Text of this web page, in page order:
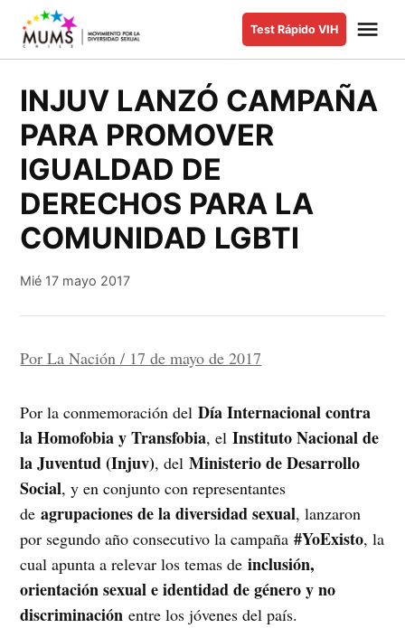
Saltar
contenido
Movimiento
por la
Diversidad
Sexual y de
Género
Test Rápido VIH
INJUV LANZÓ CAMPAÑA
PARA PROMOVER
IGUALDAD DE
DERECHOS PARA LA
COMUNIDAD LGBTI
Mié 17 mayo 2017
Por La Nación / 17 de mayo de 2017
Por la conmemoración delDía Internacional contra
la Homofobia y Transfobia, elInstituto Nacional de
la Juventud (Injuv), delMinisterio de Desarrollo
Social, y en conjunto con representantes
deagrupaciones de la diversidad sexual, lanzaron
por segundo año consecutivo la campaña#YoExisto, la
cual apunta a relevar los temas deinclusión,
orientación sexual e identidad de género y no
discriminación entre los jóvenes del país.